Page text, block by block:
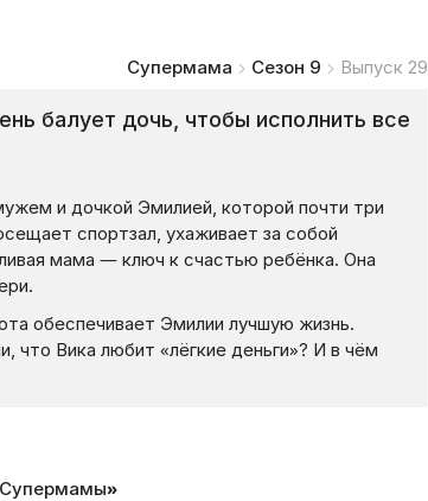
Супермама Сезон 9 Выпуск 29
балует дочь, чтобы исполнить все
и дочкой Эмилией, которой почти три
спортзал, ухаживает за собой
мама — ключ к счастью ребёнка. Она
обеспечивает Эмилии лучшую жизнь.
что Вика любит «лёгкие деньги»? И в чём